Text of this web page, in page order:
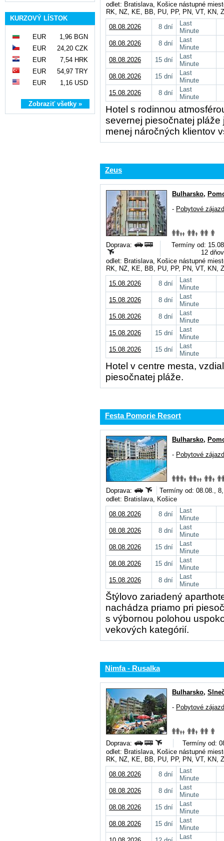
KURZOVÝ LÍSTOK
EUR
1,96 BGN
EUR
24,20 CZK
EUR
7,54 HRK
EUR
54,97 TRY
EUR
1,16 USD
Zobraziť všetky »
odlet: Bratislava, Košice nástupné
RK, NZ, KE, BB, PU, PP, PN, VT, KN,
08.08.2026
8 dní
Last
Minute
08.08.2026
8 dní
Last
Minute
08.08.2026
15 dní
Last
Minute
08.08.2026
15 dní
Last
Minute
15.08.2026
8 dní
Last
Minute
Hotel s rodinnou
severnej piesočnatej
menej náročných klientov
Zeus
Bulharsko,
- Pobytové
Doprava:
Termíny od:
12
odlet: Bratislava, Košice nástupné
RK, NZ, KE, BB, PU, PP, PN, VT, KN,
15.08.2026
8 dní
Last
Minute
15.08.2026
8 dní
Last
Minute
15.08.2026
8 dní
Last
Minute
15.08.2026
15 dní
Last
Minute
15.08.2026
15 dní
Last
Minute
Hotel v centre mesta,
piesočnatej pláže.
Festa Pomorie Resort
Bulharsko,
- Pobytové
Doprava:
Termíny od: 08.08.,
odlet: Bratislava, Košice
08.08.2026
8 dní
Last
Minute
08.08.2026
8 dní
Last
Minute
08.08.2026
15 dní
Last
Minute
08.08.2026
15 dní
Last
Minute
15.08.2026
8 dní
Last
Minute
Štýlovo zariadený
nachádza priamo pri
s výbornou polohou
vekových kategórií.
Nimfa - Rusalka
Bulharsko,
- Pobytové
Doprava:
Termíny od:
odlet: Bratislava, Košice nástupné
RK, NZ, KE, BB, PU, PP, PN, VT, KN,
08.08.2026
8 dní
Last
Minute
08.08.2026
8 dní
Last
Minute
08.08.2026
15 dní
Last
Minute
08.08.2026
15 dní
Last
Minute
Last